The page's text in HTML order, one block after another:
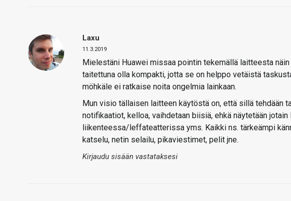
Laxu
11.3.2019
Mielestäni Huawei missaa pointin tekemällä laitteesta
taitettuna olla kompakti, jotta se on helppo vetäistä
möhkäle ei ratkaise noita ongelmia lainkaan.
Mun visio tällaisen laitteen käytöstä on, että sillä tehdään
notifikaatiot, kelloa, vaihdetaan biisiä, ehkä näytetään
liikenteessa/leffateatterissa yms. Kaikki ns. tärkeämpi
katselu, netin selailu, pikaviestimet, pelit jne.
Kirjaudu sisään vastataksesi